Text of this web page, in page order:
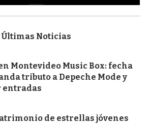
Últimas Noticias
Montevideo Music Box: fecha
tributo a Depeche Mode y
entradas
de estrellas jóvenes